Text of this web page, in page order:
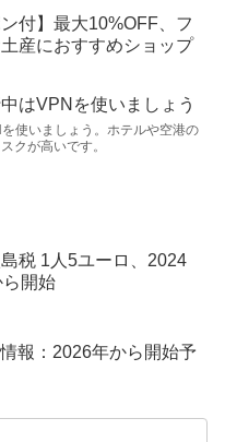
ン付】最大10%OFF、フ
産におすすめショップ
はVPNを使いましょう
使いましょう。ホテルや空港の
クが高いです。
税 1人5ユーロ、2024
開始
報：2026年から開始予